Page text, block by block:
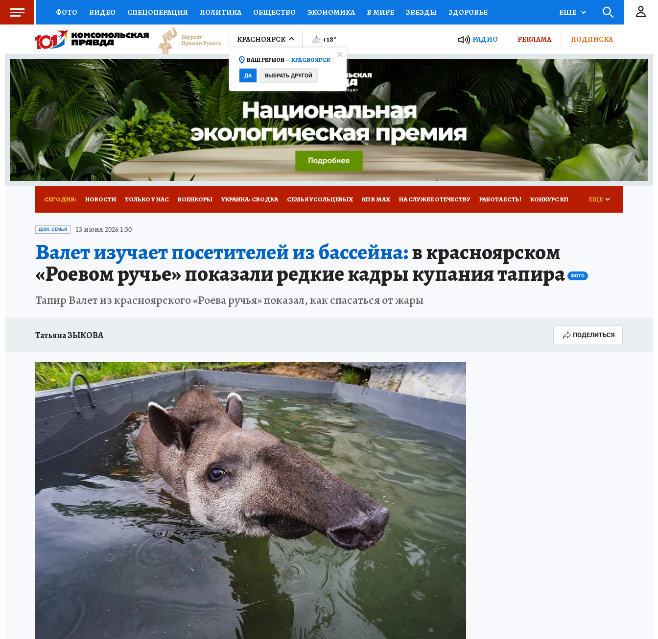
ФОТО ВИДЕО СПЕЦОПЕРАЦИЯ ПОЛИТИКА ОБЩЕСТВО ЭКОНОМИКА В МИРЕ ЗВЕЗДЫ ЗДОРОВЬЕ
СОЦПОДДЕРЖКА НАУКА СПОРТ КОЛУМНИСТЫ ПРОИСШЕСТВИЯ НАЦИОНАЛЬНЫЕ ПРОЕКТЫ РОССИИ
ВЫБОР ЭКСПЕРТОВ ДОКТОР ФИНАНСЫ ОТКРЫВАЕМ МИР Я ЗНАЮ СЕМЬЯ ЖЕНСКИЕ СЕКРЕТЫ ПУТЕВОДИТЕЛЬ
КНИЖНАЯ ПОЛКА ПРОГНОЗЫ НА СПОРТ ПРОМОКОДЫ СЕРИАЛЫ СПЕЦПРОЕКТЫ ДЕФИЦИТ ЖЕЛЕЗА ТУРИЗМ
ПРЕСС-ЦЕНТР НЕДВИЖИМОСТЬ ТЕЛЕВИЗОР КОЛЛЕКЦИИ КОНКУРСЫ РАБОТА У НАС ГИД ПОТРЕБИТЕЛЯ ВСЕ О КП
РАДИО КП РЕКЛАМА ТЕСТЫ НОВОЕ НА САЙТЕ
ЕЩЕ
КРАСНОЯРСК
ВАШ РЕГИОН —КРАСНОЯРСК
ДА ВЫБРАТЬ ДРУГОЙ
+18° РАДИО РЕКЛАМА ПОДПИСКА
СЕГОДНЯ: НОВОСТИ ТОЛЬКО У НАС ВОЕНКОРЫ УКРАИНА: СВОДКА СЕМЬЯ УСОЛЬЦЕВЫХ КП В МАХ НА СЛУЖБЕ ОТЕЧЕСТВУ РАБОТА ЕСТЬ! КОНКУРС КП
ОТДЫХ В РОССИИ
ЕЩЕ
ДОМ. СЕМЬЯ 13 июня 2026 1:30
Валет изучает посетителей из бассейна:в красноярском
«Роевом ручье» показали редкие кадры купания тапира ФОТО
Тапир Валет из красноярского «Роева ручья» показал, как спасаться от жары
Татьяна ЗЫКОВА ПОДЕЛИТЬСЯ